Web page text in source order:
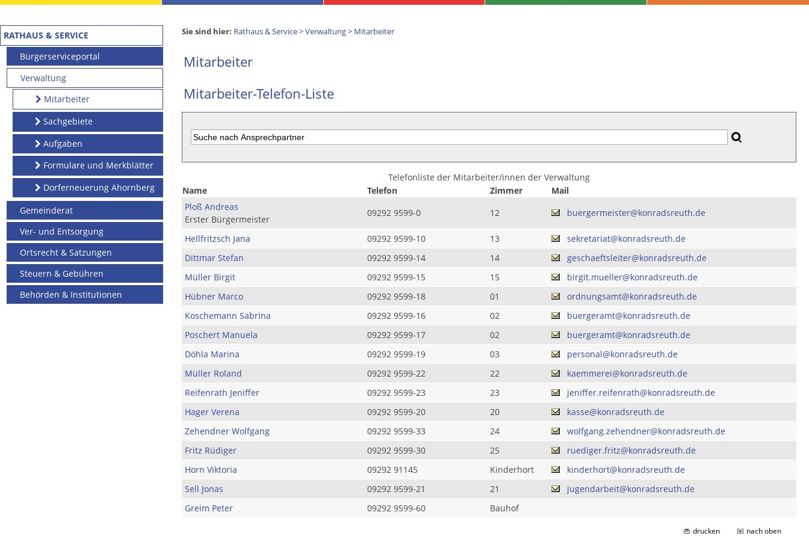
RATHAUS & SERVICE
Bürgerserviceportal
Verwaltung
Mitarbeiter
Sachgebiete
Aufgaben
Formulare und Merkblätter
Dorferneuerung Ahornberg
Gemeinderat
Ver- und Entsorgung
Ortsrecht & Satzungen
Steuern & Gebühren
Behörden & Institutionen
Sie sind hier: Rathaus & Service>Verwaltung> Mitarbeiter
Mitarbeiter
Mitarbeiter-Telefon-Liste
Telefonliste der Mitarbeiter/innen der Verwaltung
Name
Telefon Zimmer
Mail
Ploß Andreas
Erster Bürgermeister
09292 9599-0 12 buergermeister@konradsreuth.de
Hellfritzsch Jana 09292 9599-10 13
sekretariat@konradsreuth.de
Dittmar Stefan
09292 9599-14 14
geschaeftsleiter@konradsreuth.de
Müller Birgit
09292 9599-15 15
birgit.mueller@konradsreuth.de
Hübner Marco
09292 9599-18 01
ordnungsamt@konradsreuth.de
Koschemann Sabrina
09292 9599-16 02
buergeramt@konradsreuth.de
Poschert Manuela
09292 9599-17 02
buergeramt@konradsreuth.de
Döhla Marina
09292 9599-19 03
personal@konradsreuth.de
Müller Roland
09292 9599-22 22
kaemmerei@konradsreuth.de
Reifenrath Jeniffer
09292 9599-23 23
jeniffer.reifenrath@konradsreuth.de
Hager Verena
09292 9599-20 20
kasse@konradsreuth.de
Zehendner Wolfgang
09292 9599-33 24
wolfgang.zehendner@konradsreuth.de
Fritz Rüdiger
09292 9599-30 25
ruediger.fritz@konradsreuth.de
Horn Viktoria
09292 91145 Kinderhort
kinderhort@konradsreuth.de
Sell Jonas
09292 9599-21 21
jugendarbeit@konradsreuth.de
Greim Peter
09292 9599-60 Bauhof
drucken nach oben